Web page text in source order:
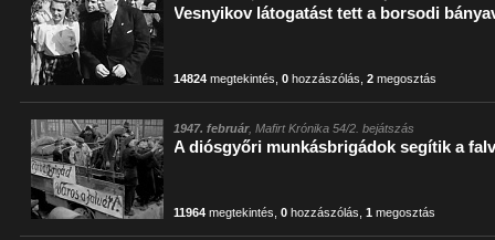
Vesnyikov látogatást tett a borsodi
14824 megtekintés ,0 hozzászólás ,2 megosztás
1947. február, Mafirt Krónika 54/2. bejátszás
A diósgyőri munkásbrigádok segítik a
11964 megtekintés ,0 hozzászólás ,1 megosztás